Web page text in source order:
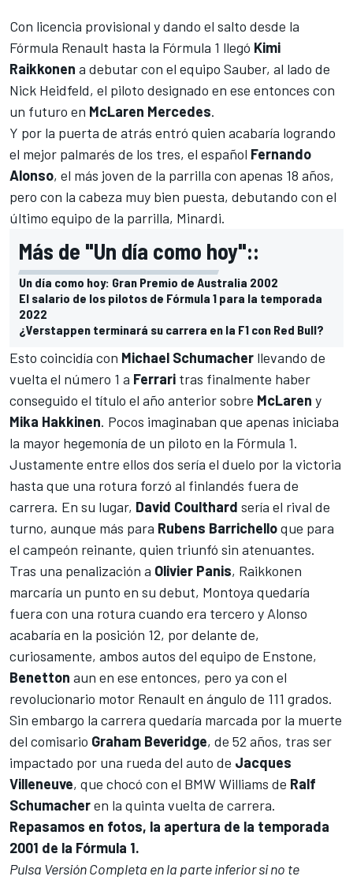
Con licencia provisional y dando el salto desde la
Fórmula Renault hasta la Fórmula 1 llegó Kimi
Raikkonen a debutar con el equipo Sauber, al lado de
Nick Heidfeld, el piloto designado en ese entonces con
un futuro en McLaren Mercedes.
Y por la puerta de atrás entró quien acabaría logrando
el mejor palmarés de los tres, el español Fernando
Alonso, el más joven de la parrilla con apenas 18 años,
pero con la cabeza muy bien puesta, debutando con el
último equipo de la parrilla, Minardi.
Más de "Un día como hoy"::
Un día como hoy: Gran Premio de Australia 2002
El salario de los pilotos de Fórmula 1 para la temporada
2022
¿Verstappen terminará su carrera en la F1 con Red Bull?
Esto coincidía con Michael Schumacher llevando de
vuelta el número 1 a Ferrari tras finalmente haber
conseguido el título el año anterior sobre McLaren y
Mika Hakkinen. Pocos imaginaban que apenas iniciaba
la mayor hegemonía de un piloto en la Fórmula 1.
Justamente entre ellos dos sería el duelo por la victoria
hasta que una rotura forzó al finlandés fuera de
carrera. En su lugar, David Coulthard sería el rival de
turno, aunque más para Rubens Barrichelloque para
el campeón reinante, quien triunfó sin atenuantes.
Tras una penalización a Olivier Panis, Raikkonen
marcaría un punto en su debut, Montoya quedaría
fuera con una rotura cuando era tercero y Alonso
acabaría en la posición 12, por delante de,
curiosamente, ambos autos del equipo de Enstone,
Benetton aun en ese entonces, pero ya con el
revolucionario motor Renault en ángulo de 111 grados.
Sin embargo la carrera quedaría marcada por la muerte
del comisario Graham Beveridge, de 52 años, tras ser
impactado por una rueda del auto de Jacques
Villeneuve, que chocó con el BMW Williams de Ralf
Schumacheren la quinta vuelta de carrera.
Repasamos en fotos, la apertura de la temporada
2001 de la Fórmula 1.
Pulsa Versión Completa en la parte inferior si no te